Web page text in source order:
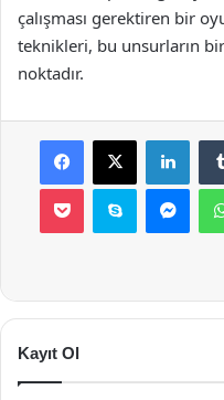
çalışması gerektiren bir
teknikleri, bu unsurların
noktadır.
Facebook
X
Pocket Skype
Kayıt Ol